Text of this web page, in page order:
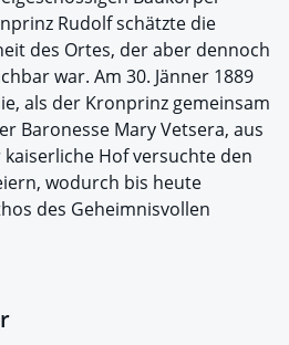
Rudolf schätzte die
des Ortes, der aber dennoch
war. Am 30. Jänner 1889
als der Kronprinz gemeinsam
Baronesse Mary Vetsera, aus
Hof versuchte den
wodurch bis heute
des Geheimnisvollen